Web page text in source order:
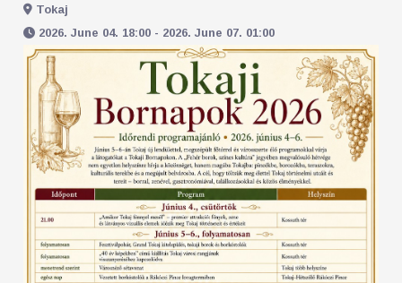
Tokaj
2026. June 04. 18:00 - 2026. June 07. 01:00